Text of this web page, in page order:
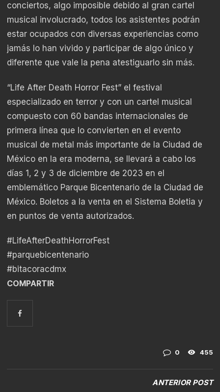
conciertos, algo imposible debido al gran cartel
musical involucrado, todos los asistentes podrán
estar ocupados con diversas experiencias como
jamás lo han vivido y participar de algo único y
diferente que vale la pena atestiguarlo sin más.
“Life After Death Horror Fest” el festival
especializado en terror y con un cartel musical
compuesto con 60 bandas internacionales de
primera línea que lo convierten en el evento
musical de metal más importante de la Ciudad de
México en la era moderna, se llevará a cabo los
días 1, 2 y 3 de diciembre de 2023 en el
emblemático Parque Bicentenario de la Ciudad de
México. Boletos a la venta en el Sistema Boletia y
en puntos de venta autorizados.
#LifeAfterDeathHorrorFest
#parquebicentenario
#bitacoracdmx
COMPARTIR
0 455
ANTERIOR POST